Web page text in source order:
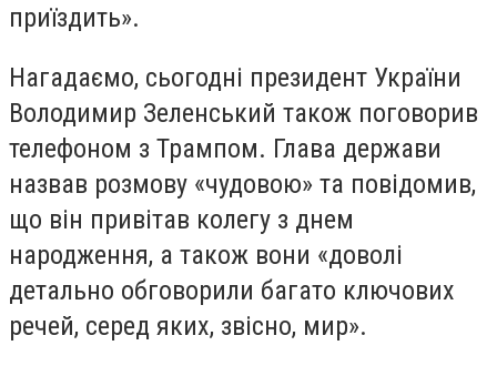
приїздить».
Нагадаємо, сьогодні президент України
Володимир Зеленський також поговорив
телефоном з Трампом. Глава держави
назвав розмову «чудовою» та повідомив,
що він привітав колегу з днем
народження, а також вони «доволі
детально обговорили багато ключових
речей, серед яких, звісно, мир».